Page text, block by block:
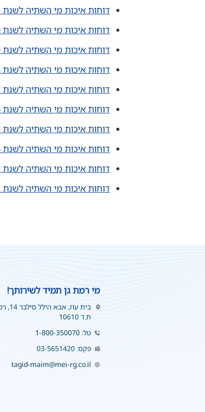
דוחות איכות מי השתיה לשנת 2021
דוחות איכות מי השתיה לשנת 2020
דוחות איכות מי השתיה לשנת 2019
דוחות איכות מי השתיה לשנת 2018
דוחות איכות מי השתיה לשנת 2017
דוחות איכות מי השתיה לשנת 2016
דוחות איכות מי השתיה לשנת 2015
דוחות איכות מי השתיה לשנת 2014
דוחות איכות מי השתיה לשנת 2013
דוחות איכות מי השתיה לשנת 2012
מי רמת גן תמיד לשירותך!
בית עוז, אבא הילל סילבר 14, רמת גן
ת.ד 10610
טל: 1-800-350070
פקס: 03-5651420
tagid-maim@mei-rg.co.il